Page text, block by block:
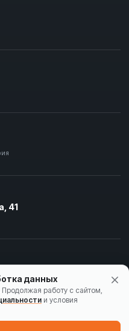
41
данных
работу с сайтом,
и условия